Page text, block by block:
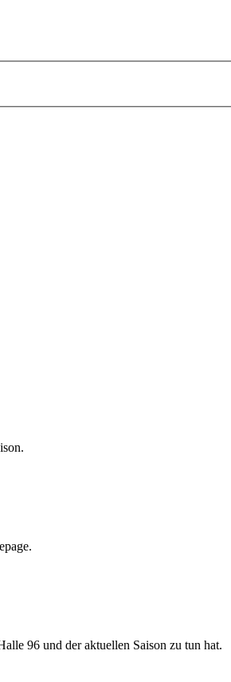
96 und der aktuellen Saison zu tun hat.